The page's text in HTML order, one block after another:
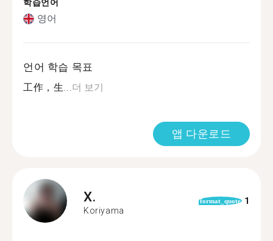
학습언어
영어
언어 학습 목표
工作，生...더 보기
앱 다운로드
X.
Koriyama
format_quote 1